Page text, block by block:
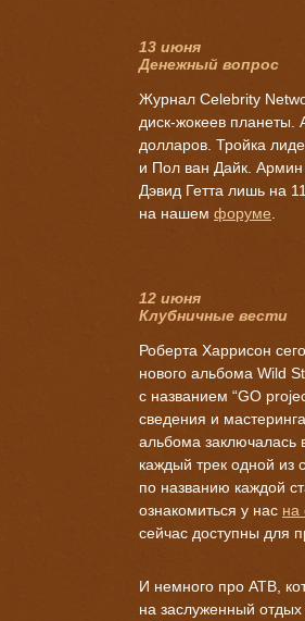
13 июня
Денежный вопрос
Журнал Сelebrity
диск-жокеев планеты.
долларов. Тройка
и Пол ван Дайк.
Дэвид Гетта лишь на
на нашем форуме
12 июня
Клубничные вести
Роберта Харрисон
нового альбома Wild
с названием “GO
сведения и
альбома заключалась
каждый трек одной из
по названию каждой
ознакомиться у нас на
сейчас доступны для
И немного про ATB,
на заслуженный